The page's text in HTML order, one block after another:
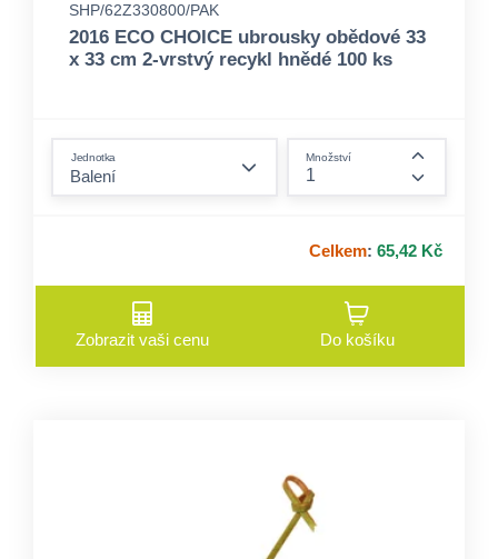
SHP/62Z330800/PAK
2016 ECO CHOICE ubrousky obědové 33
x 33 cm 2-vrstvý recykl hnědé 100 ks
Jednotka Množství
Celkem: 65,42 Kč
Zobrazit vaši cenu Do košíku